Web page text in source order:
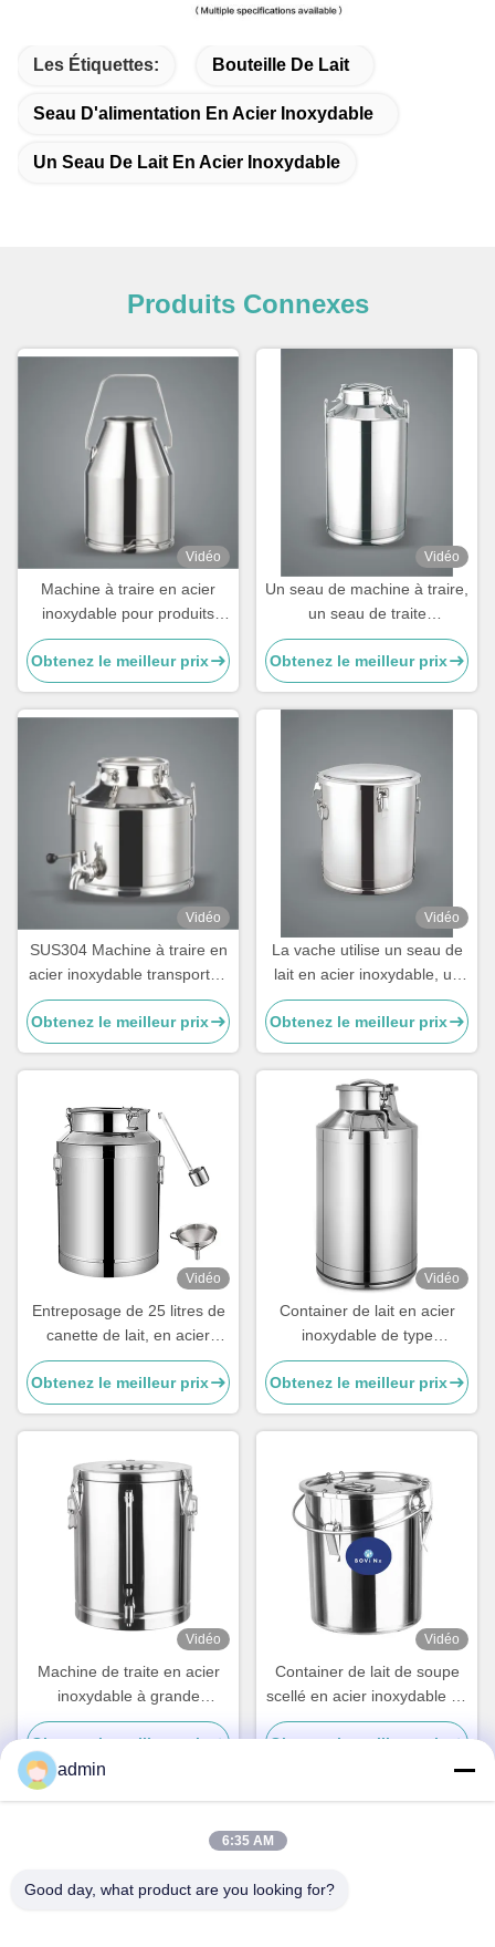
Les Étiquettes: Bouteille De Lait
Seau D'alimentation En Acier Inoxydable
Un Seau De Lait En Acier Inoxydable
Produits Connexes
Vidéo
Machine à traire en acier
inoxydable pour produits
laitiers
Obtenez le meilleur prix
Vidéo
Un seau de machine à traire,
un seau de traite
personnalisable pour les
vaches
Obtenez le meilleur prix
Vidéo
SUS304 Machine à traire en
acier inoxydable transportée
par seau avec couvercle
Obtenez le meilleur prix
Vidéo
La vache utilise un seau de
lait en acier inoxydable, un
seau de lait en acier
inoxydable pour la ferme
Obtenez le meilleur prix
Vidéo
Entreposage de 25 litres de
canette de lait, en acier
inoxydable pour le transport
Obtenez le meilleur prix
Vidéo
Container de lait en acier
inoxydable de type
couvercle, OEM Ss Can 50L
Obtenez le meilleur prix
Vidéo
Machine de traite en acier
inoxydable à grande
capacité
Obtenez le meilleur prix
Vidéo
Container de lait de soupe
scellé en acier inoxydable de
grande capacité avec pinces
Obtenez le meilleur prix
admin
6:35 AM
Good day, what product are you looking for?